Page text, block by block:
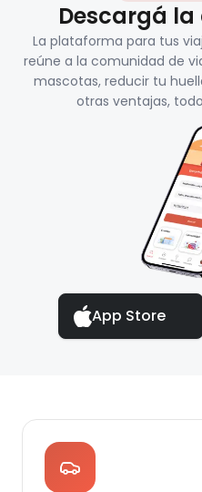
Descargá
La plataforma para tus
reúne a la comunidad de
mascotas, reducir tu
otras ventajas,
App Store